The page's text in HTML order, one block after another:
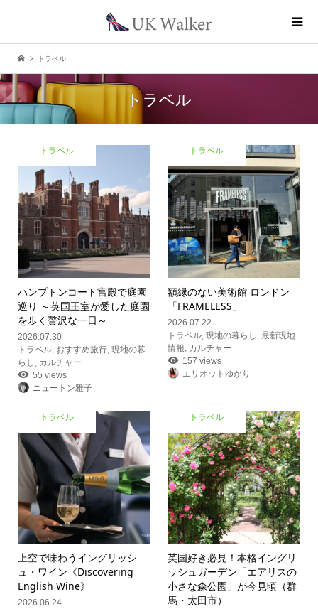
トラベル
トラベル
トラベル
ハンプトンコート宮殿で庭園
巡り ～英国王室が愛した庭園
を歩く贅沢な一日～
2026.07.30
トラベル, おすすめ旅行, 現地の暮
らし
カルチャー
55 views
ニュートン雅子
トラベル
額縁のない美術館 ロンドン
「FRAMELESS」
2026.07.22
トラベル ,現地の暮らし ,最新現地
情報 カルチャー
157 views
エリオットゆかり
トラベル
上空で味わうイングリッシ
ュ・ワイン《Discovering
English Wine》
2026.06.24
トラベル
英国好き必見！本格イングリ
ッシュガーデン「エアリスの
小さな森公園」が今見頃（群
馬・太田市）